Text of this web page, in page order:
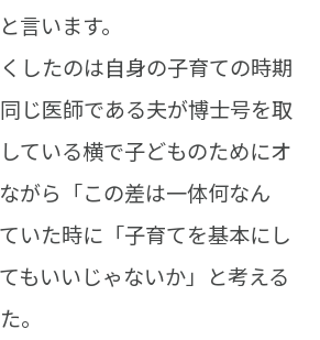
言います。
したのは自身の子育ての時期
じ医師である夫が博士号を取
ている横で子どものためにオ
がら「この差は一体何なん
いた時に「子育てを基本にし
もいいじゃないか」と考える
。